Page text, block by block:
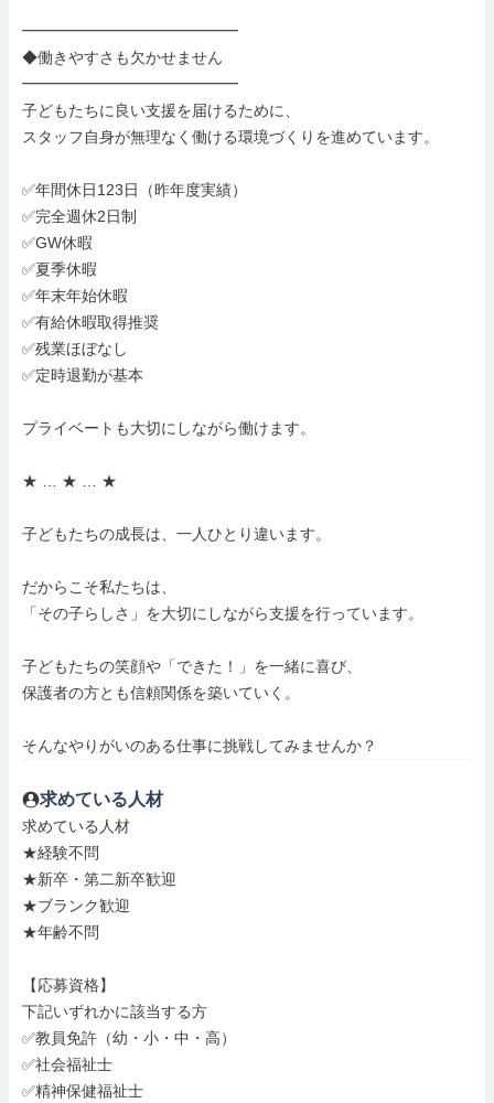
━━━━━━━━━━━━━━
◆働きやすさも欠かせません
━━━━━━━━━━━━━━
子どもたちに良い支援を届けるために、
スタッフ自身が無理なく働ける環境づくりを進めています。
✅年間休日123日（昨年度実績）
✅完全週休2日制
✅GW休暇
✅夏季休暇
✅年末年始休暇
✅有給休暇取得推奨
✅残業ほぼなし
✅定時退勤が基本
プライベートも大切にしながら働けます。
★ … ★ … ★
子どもたちの成長は、一人ひとり違います。
だからこそ私たちは、
「その子らしさ」を大切にしながら支援を行っています。
子どもたちの笑顔や「できた！」を一緒に喜び、
保護者の方とも信頼関係を築いていく。
そんなやりがいのある仕事に挑戦してみませんか？
求めている人材
求めている人材
★経験不問
★新卒・第二新卒歓迎
★ブランク歓迎
★年齢不問
【応募資格】
下記いずれかに該当する方
✅教員免許（幼・小・中・高）
✅社会福祉士
✅精神保健福祉士